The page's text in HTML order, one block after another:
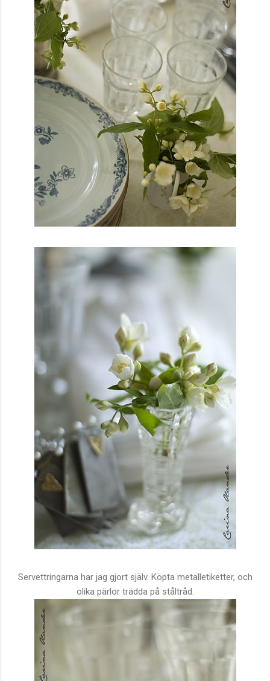
Servettringarna har jag gjort själv. Köpta metalletiketter, och
olika pärlor trädda på ståltråd.